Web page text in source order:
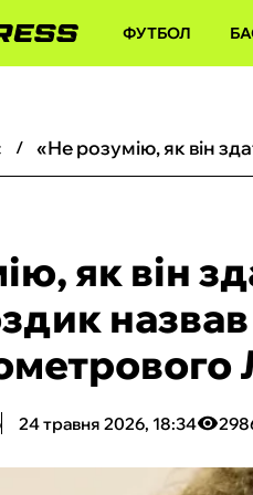
ФУТБОЛ
як він
24 травня 2026, 18:34